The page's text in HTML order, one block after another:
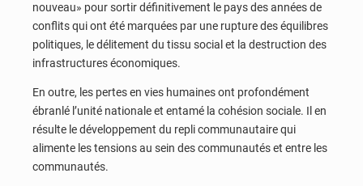
nouveau» pour sortir définitivement le pays des années de
conflits qui ont été marquées par une rupture des équilibres
politiques, le délitement du tissu social et la destruction des
infrastructures économiques.
En outre, les pertes en vies humaines ont profondément
ébranlé l’unité nationale et entamé la cohésion sociale. Il en
résulte le développement du repli communautaire qui
alimente les tensions au sein des communautés et entre les
communautés.